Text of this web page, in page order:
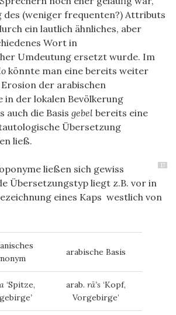
des (weniger frequenten?) Attributs
ein lautlich ähnliches, aber
Wort in
Umdeutung ersetzt wurde. Im
könnte man eine bereits weiter
der arabischen
in der lokalen Bevölkerung
auch die Basis gebel bereits eine
Übersetzung
ließ.
17
ließen sich gewiss
Übersetzungstyp liegt z.B. vor in
eines Kaps westlich von
arabische Basis
‘Spitze,
’
arab. rā’s‘Kopf,
Vorgebirge’